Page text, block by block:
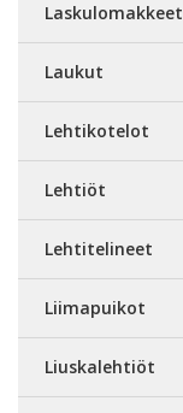
Laskulomakkeet
Laukut
Lehtikotelot
Lehtiöt
Lehtitelineet
Liimapuikot
Liuskalehtiöt